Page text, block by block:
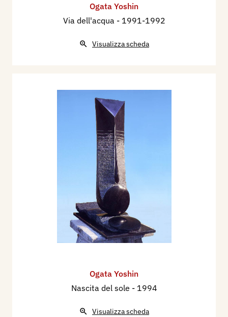
Ogata Yoshin
Via dell'acqua - 1991-1992
Visualizza scheda
Ogata Yoshin
Nascita del sole - 1994
Visualizza scheda